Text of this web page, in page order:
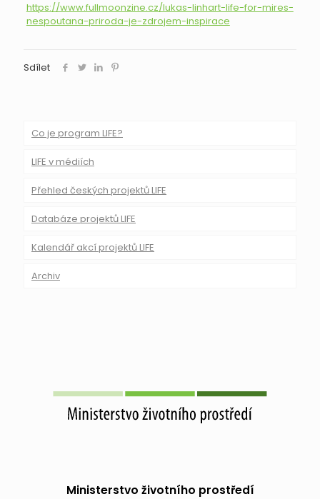
https://www.fullmoonzine.cz/lukas-linhart-life-for-mires-
nespoutana-priroda-je-zdrojem-inspirace
Sdílet
Co je program LIFE?
LIFE v médiích
Přehled českých projektů LIFE
Databáze projektů LIFE
Kalendář akcí projektů LIFE
Archiv
Ministerstvo životního prostředí